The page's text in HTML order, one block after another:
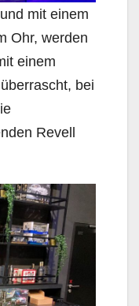
mit einem
Ohr, werden
einem
bei
Revell